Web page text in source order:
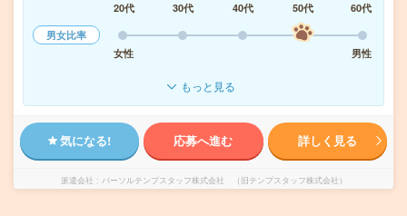
20代
30代 40代 50代
60代
男女比率
女性
男性
もっと見る
気になる! 応募へ進む 詳しく見る
派遣会社 パーソルテンプスタッフ株式会社 （旧テンプスタッフ株式会社）